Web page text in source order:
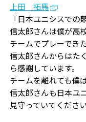
上田 拓馬
「日本ユニシスでの
信太郎さんは僕が高
チームでプレーでき
信太郎さんからはた
ら感謝しています。
チームを離れても僕
信太郎さんも日本ユ
見守っていてくださ